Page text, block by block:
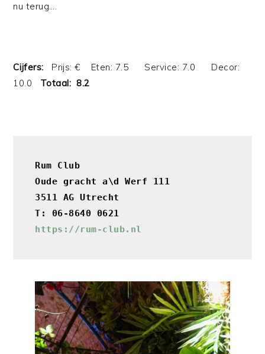
nu terug….
Cijfers:
Prijs: € Eten: 7.5 Service: 7.0 Decor:
10.0 Totaal: 8.2
Rum Club
Oude gracht a\d Werf 111
3511 AG Utrecht
T: 06-8640 0621
https://rum-club.nl